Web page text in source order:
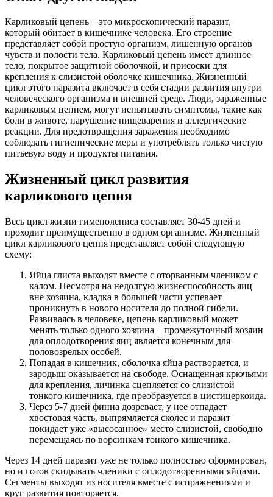
Карликовый цепень – это микроскопический паразит,
который обитает в кишечнике человека. Его строение
представляет собой простую организм, лишенную органов
чувств и полости тела. Карликовый цепень имеет длинное
тело, покрытое защитной оболочкой, и присоски для
крепления к слизистой оболочке кишечника. Жизненный
цикл этого паразита включает в себя стадии развития внутри
человеческого организма и внешней среде. Люди, зараженные
карликовым цепнем, могут испытывать симптомы, такие как
боли в животе, нарушение пищеварения и аллергические
реакции. Для предотвращения заражения необходимо
соблюдать гигиенические меры и употреблять только чистую
питьевую воду и продукты питания.
Жизненный цикл развития
карликового цепня
Весь цикл жизни гименолеписа составляет 30-45 дней и
проходит преимущественно в одном организме. Жизненный
цикл карликового цепня представляет собой следующую
схему:
Яйца глиста выходят вместе с оторванным члеником с
калом. Несмотря на недолгую жизнеспособность яиц
вне хозяина, кладка в большей части успевает
проникнуть в нового носителя до полной гибели.
Развиваясь в человеке, цепень карликовый может
менять только одного хозяина – промежуточный хозяин
для оплодотворения яиц является конечным для
половозрелых особей.
Попадая в кишечник, оболочка яйца растворяется, и
зародыш оказывается на свободе. Оснащенная крючьями
для крепления, личинка сцепляется со слизистой
тонкого кишечника, где преобразуется в цистицеркоида.
Через 5-7 дней финна дозревает, у нее отпадает
хвостовая часть, выпрямляется сколес и паразит
покидает уже «высосанное» место слизистой, свободно
перемещаясь по ворсинкам тонкого кишечника.
Через 14 дней паразит уже не только полностью сформирован,
но и готов скидывать членики с оплодотворенными яйцами.
Сегменты выходят из носителя вместе с испражнениями и
круг развития повторяется.